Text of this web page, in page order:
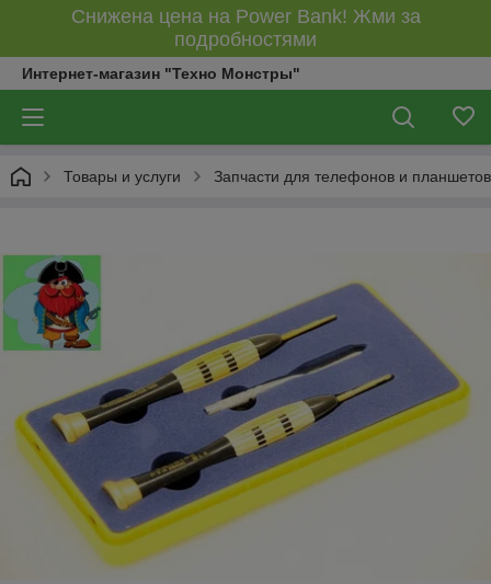
Снижена цена на Power Bank! Жми за
подробностями
Интернет-магазин "Техно Монстры"
Товары и услуги Запчасти для телефонов и планшетов